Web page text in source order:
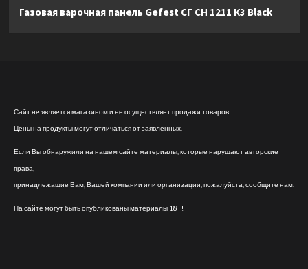
Газовая варочная панель Gefest СГ СН 1211 К3 Black
Сайт не является магазином и не осуществляет продажи товаров.
Цены на продукты могут отличаться от заявленных.
Если Вы обнаружили на нашем сайте материалы, которые нарушают авторские
права,
принадлежащие Вам, Вашей компании или организации, пожалуйста, сообщите нам.
На сайте могут быть опубликованы материалы 18+!